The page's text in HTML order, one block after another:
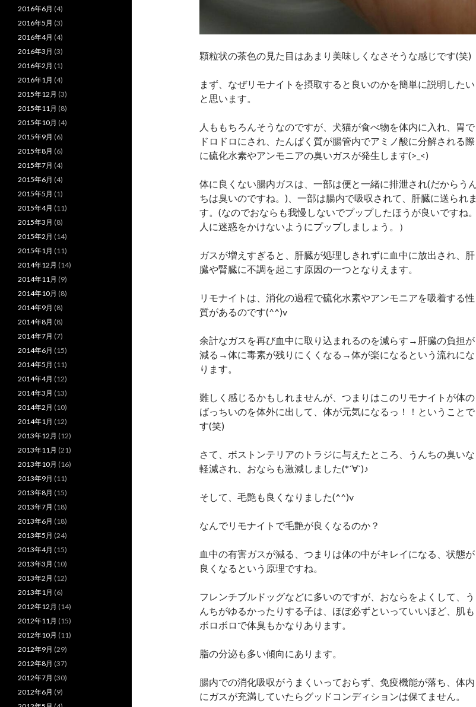
顆粒状の茶色の見た目はあまり美味しくなさそうな感じです(笑)
まず、なぜリモナイトを摂取すると良いのかを簡単に説明したい
と思います。
人ももちろんそうなのですが、犬猫が食べ物を体内に入れ、胃で
ドロドロにされ、たんぱく質が腸管内でアミノ酸に分解される際
に硫化水素やアンモニアの臭いガスが発生します(>_<)
体に良くない腸内ガスは、一部は便と一緒に排泄され(だからうん
ちは臭いのですね。)、一部は腸内で吸収されて、肝臓に送られま
す。(なのでおならも我慢しないでプップしたほうが良いですね。
人に迷惑をかけないようにプップしましょう。）
ガスが増えすぎると、肝臓が処理しきれずに血中に放出され、肝
臓や腎臓に不調を起こす原因の一つとなりえます。
リモナイトは、消化の過程で硫化水素やアンモニアを吸着する性
質があるのです(^^)v
余計なガスを再び血中に取り込まれるのを減らす→肝臓の負担が
減る→体に毒素が残りにくくなる→体が楽になるという流れにな
ります。
難しく感じるかもしれませんが、つまりはこのリモナイトが体の
ばっちいのを体外に出して、体が元気になるっ！！ということで
す(笑)
さて、ボストンテリアのトラジに与えたところ、うんちの臭いな
軽減され、おならも激減しました(*´∀`)♪
そして、毛艶も良くなりました(^^)v
なんでリモナイトで毛艶が良くなるのか？
血中の有害ガスが減る、つまりは体の中がキレイになる、状態が
良くなるという原理ですね。
フレンチブルドッグなどに多いのですが、おならをよくして、う
んちがゆるかったりする子は、ほぼ必ずといっていいほど、肌も
ボロボロで体臭もかなりあります。
脂の分泌も多い傾向にあります。
腸内での消化吸収がうまくいっておらず、免疫機能が落ち、体内
にガスが充満していたらグッドコンディションは保てません。
2016年6月 (4)
2016年5月 (3)
2016年4月 (4)
2016年3月 (3)
2016年2月 (1)
2016年1月 (4)
2015年12月 (3)
2015年11月 (8)
2015年10月 (4)
2015年9月 (6)
2015年8月 (6)
2015年7月 (4)
2015年6月 (4)
2015年5月 (1)
2015年4月 (11)
2015年3月 (8)
2015年2月 (14)
2015年1月 (11)
2014年12月 (14)
2014年11月 (9)
2014年10月 (8)
2014年9月 (8)
2014年8月 (8)
2014年7月 (7)
2014年6月 (15)
2014年5月 (11)
2014年4月 (12)
2014年3月 (13)
2014年2月 (10)
2014年1月 (12)
2013年12月 (12)
2013年11月 (21)
2013年10月 (16)
2013年9月 (11)
2013年8月 (15)
2013年7月 (18)
2013年6月 (18)
2013年5月 (24)
2013年4月 (15)
2013年3月 (10)
2013年2月 (12)
2013年1月 (6)
2012年12月 (14)
2012年11月 (15)
2012年10月 (11)
2012年9月 (29)
2012年8月 (37)
2012年7月 (30)
2012年6月 (9)